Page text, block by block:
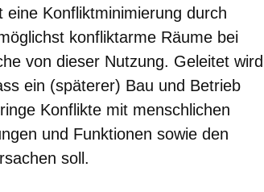
Konfliktminimierung durch
konfliktarme Räume bei
von dieser Nutzung. Geleitet wird
ein (späterer) Bau und Betrieb
Konflikte mit menschlichen
und Funktionen sowie den
soll.